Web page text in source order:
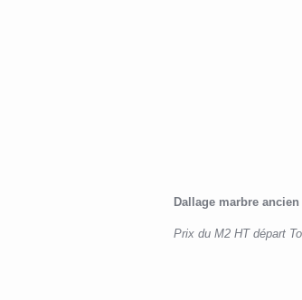
Dallage marbre
Prix du M2 HT départ